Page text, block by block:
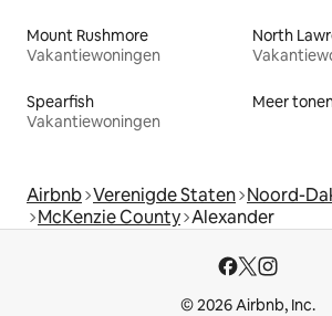
Mount Rushmore
Vakantiewoningen
North
Spearfish
Vakantiewoningen
Meer
Airbnb Verenigde Staten Noord-
McKenzie County Alexander
© 2026 Airbnb, Inc.